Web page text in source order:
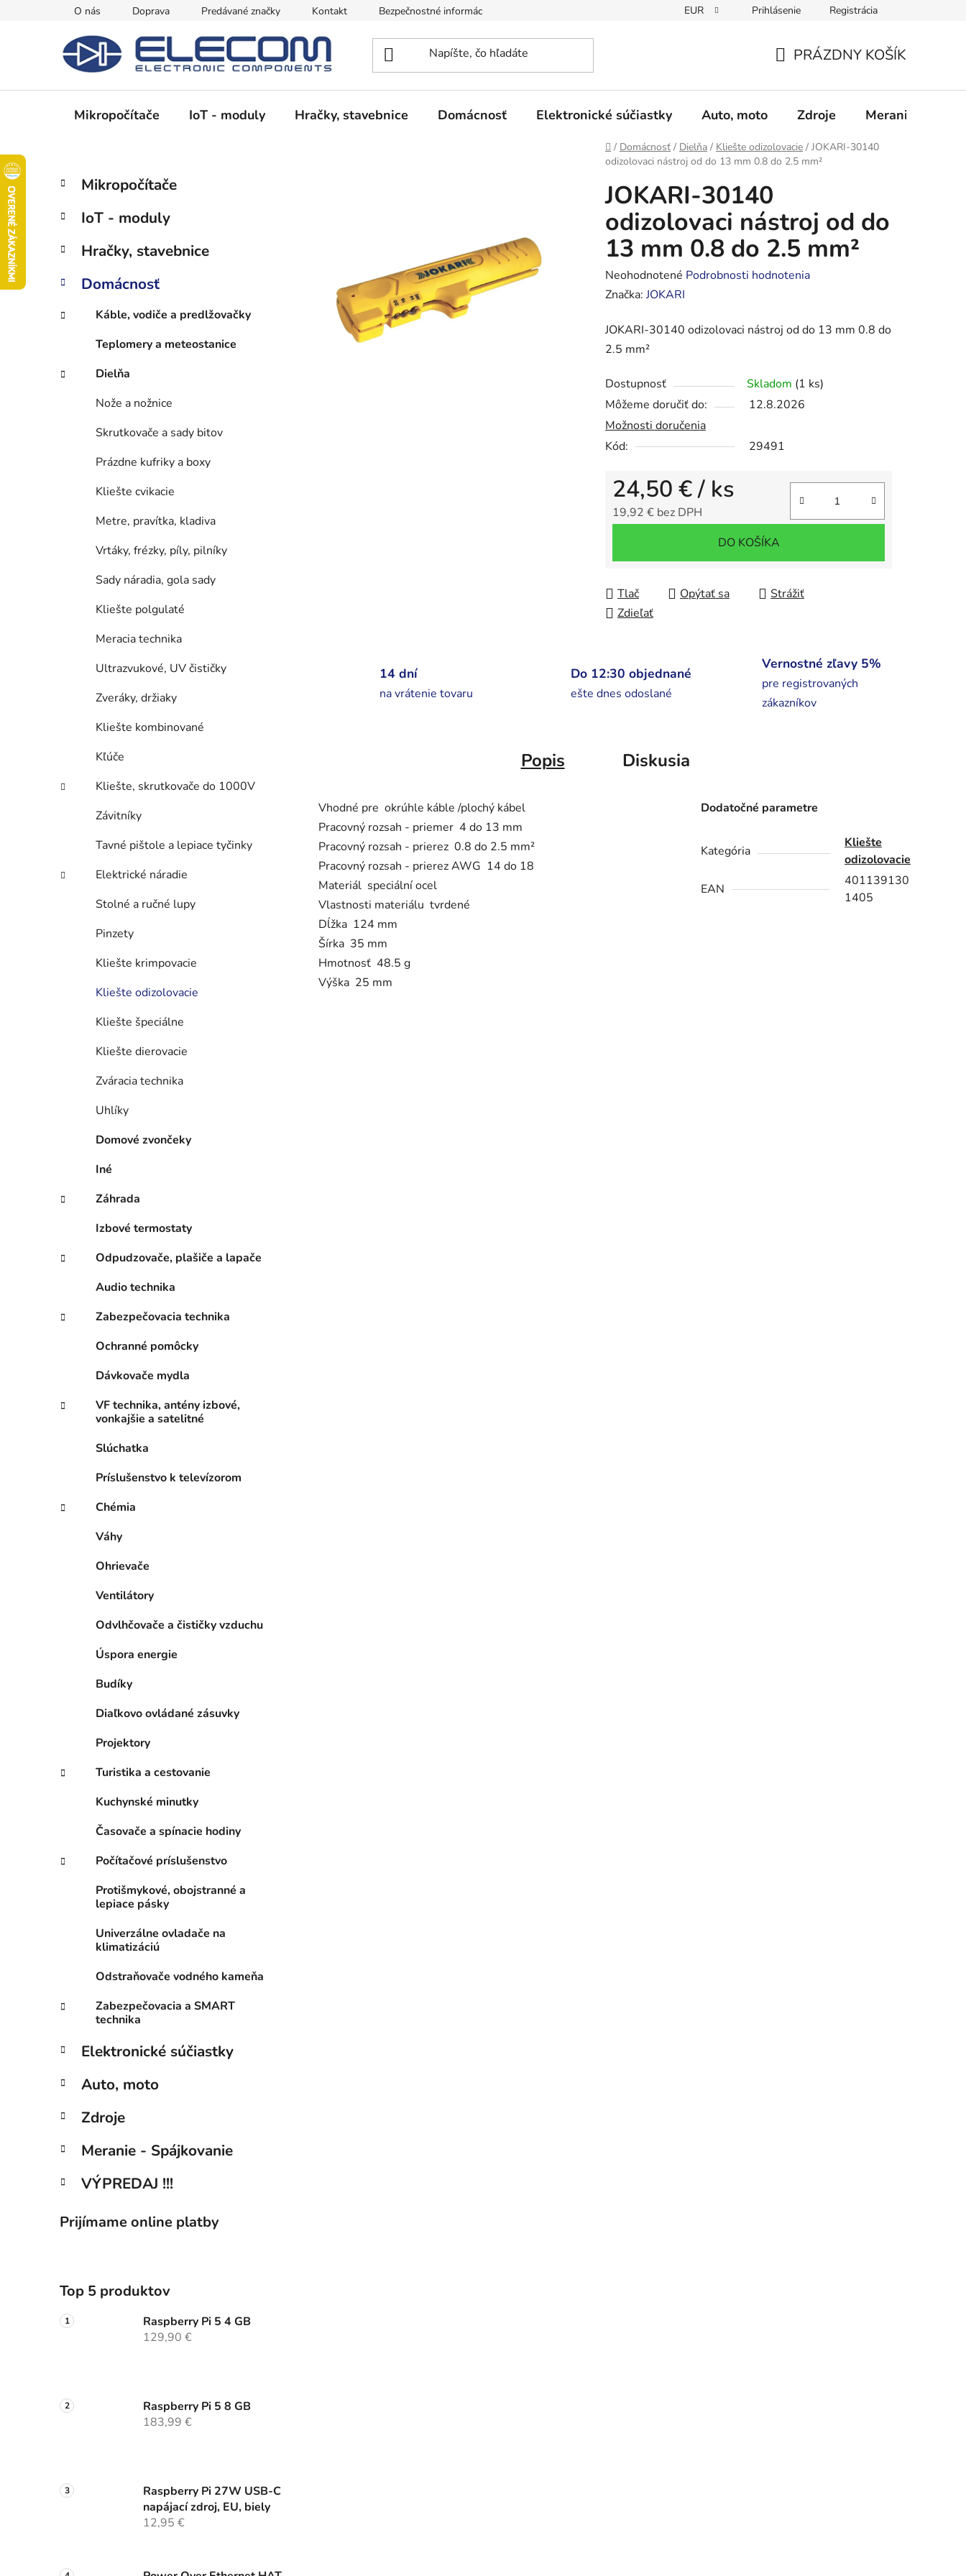
O nás Doprava Predávané značky Kontakt Bezpečnostné informácie Obchodné podmienky Podmienky ochrany osobných údajov
EUR Prihlásenie Registrácia
KOŠÍK
PRÁZDNY KOŠÍK
Mikropočítače IoT - moduly Hračky, stavebnice Domácnosť Elektronické súčiastky Auto, moto Zdroje Meranie -
Domov
/ Domácnosť / Dielňa / Kliešte odizolovacie / JOKARI-30140
odizolovaci nástroj od do 13 mm 0.8 do 2.5 mm²
B
č
ý
a
n
e
Preskočiť
kategórie
K
a
e
ó
i
Mikropočítače
IoT - moduly
Hračky, stavebnice
Domácnosť
Káble, vodiče a predlžovačky
Teplomery a meteostanice
Dielňa
Nože a nožnice
Skrutkovače a sady bitov
Prázdne kufriky a boxy
Kliešte cvikacie
Metre, pravítka, kladiva
Vrtáky, frézky, píly, pilníky
Sady náradia, gola sady
Kliešte polgulaté
Meracia technika
Ultrazvukové, UV čističky
Zveráky, držiaky
Kliešte kombinované
Kľúče
Kliešte, skrutkovače do 1000V
Závitníky
Tavné pištole a lepiace tyčinky
Elektrické náradie
Stolné a ručné lupy
Pinzety
Kliešte krimpovacie
Kliešte odizolovacie
Kliešte špeciálne
Kliešte dierovacie
Zváracia technika
Uhlíky
Domové zvončeky
Iné
Záhrada
Izbové termostaty
Odpudzovače, plašiče a lapače
Audio technika
Zabezpečovacia technika
Ochranné pomôcky
Dávkovače mydla
VF technika, antény izbové,
vonkajšie a satelitné
Slúchatka
Príslušenstvo k televízorom
Chémia
Váhy
Ohrievače
Ventilátory
Odvlhčovače a čističky vzduchu
Úspora energie
Budíky
Diaľkovo ovládané zásuvky
Projektory
Turistika a cestovanie
Kuchynské minutky
Časovače a spínacie hodiny
Počítačové príslušenstvo
Protišmykové, obojstranné a
lepiace pásky
Univerzálne ovladače na
klimatizáciú
Odstraňovače vodného kameňa
Zabezpečovacia a SMART
technika
Elektronické súčiastky
Auto, moto
Zdroje
Meranie - Spájkovanie
VÝPREDAJ !!!
Prijímame online platby
Top 5 produktov
Raspberry Pi 5 4 GB
129,90 €
Raspberry Pi 5 8 GB
183,99 €
Raspberry Pi 27W USB-C
napájací zdroj, EU, biely
12,95 €
JOKARI-30140
odizolovaci nástroj od do
13 mm 0.8 do 2.5 mm²
Priemerné
hodnotenie
je
0,0
5
hviezdičiek.
Neohodnotené Podrobnosti hodnotenia
Značka: JOKARI
JOKARI-30140 odizolovaci nástroj od do 13 mm 0.8 do
2.5 mm²
Dostupnosť Skladom (1 ks)
Môžeme doručiť do:
12.8.2026
Možnosti doručenia
Kód:
29491
24,50 €/ ks
19,92 € bez DPH
DO KOŠÍKA
Tlač Opýtať sa
Strážiť
Zdieľať
14 dní
na vrátenie tovaru
Do 12:30 objednané
ešte dnes odoslané
Vernostné zľavy 5%
pre registrovaných
zákazníkov
Popis Diskusia
Vhodné pre okrúhle káble /plochý kábel
Pracovný rozsah - priemer 4 do 13 mm
Pracovný rozsah - prierez 0.8 do 2.5 mm²
Pracovný rozsah - prierez AWG 14 do 18
Materiál speciální ocel
Vlastnosti materiálu tvrdené
Dĺžka 124 mm
Šírka 35 mm
Hmotnosť 48.5 g
Výška 25 mm
Dodatočné parametre
Kategória
Kliešte
odizolovacie
EAN
401139130
1405